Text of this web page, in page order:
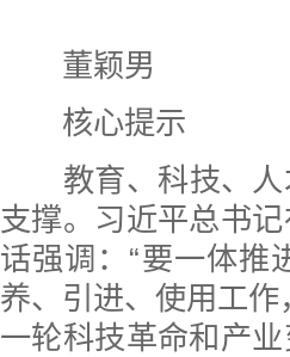
董颖男
核心提示
教育、科技、
支撑。习近平总书
话强调：“要一体推
养、引进、使用工
一轮科技革命和产